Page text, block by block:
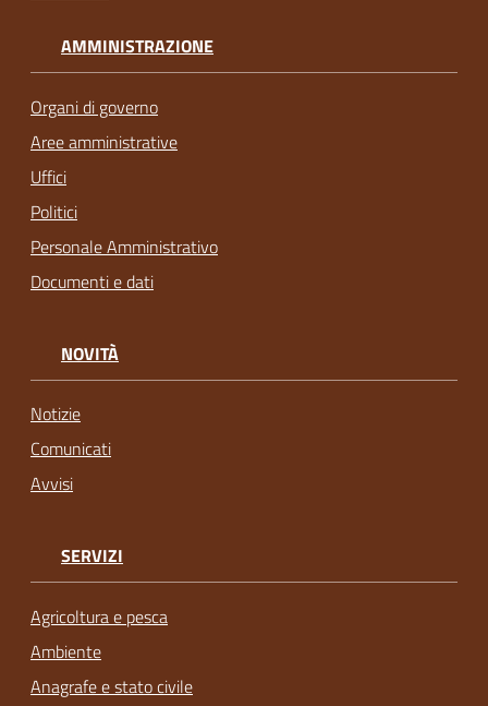
AMMINISTRAZIONE
Organi di governo
Aree amministrative
Uffici
Politici
Personale Amministrativo
Documenti e dati
NOVITÀ
Notizie
Comunicati
Avvisi
SERVIZI
Agricoltura e pesca
Ambiente
Anagrafe e stato civile